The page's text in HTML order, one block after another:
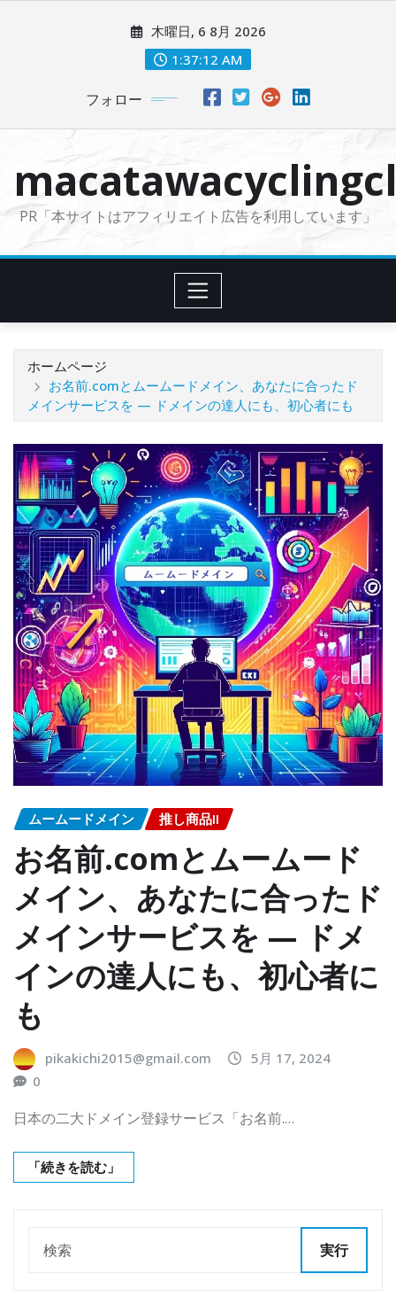
に
木曜日, 6 8月 2026
1:37:13 AM
フォロー
PR「本サイトはアフィリエイト広告を利用しています」
ホームページ
お名前.comとムームードメイン、あなたに合ったド
メインサービスを — ドメインの達人にも、初心者にも
ムームードメイン 推し商品II
お名前.comとムームード
メイン、あなたに合ったド
メインサービスを — ドメ
インの達人にも、初心者に
も
pikakichi2015@gmail.com
5月 17, 2024
0
日本の二大ドメイン登録サービス「お名前.…
「続きを読む」
実行